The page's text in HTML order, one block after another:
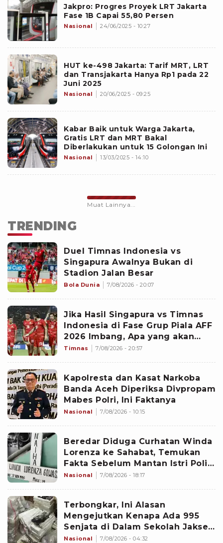
Jakpro: Progres Proyek LRT Jakarta
Fase 1B Capai 55,80 Persen
Nasional 24/06/2025 - 10:27
HUT ke-498 Jakarta: Tarif MRT, LRT
dan Transjakarta Hanya Rp1 pada 22
Juni 2025
Nasional 20/06/2025 - 09:25
Kabar Baik untuk Warga Jakarta,
Gratis LRT dan MRT Bakal
Diberlakukan untuk 15 Golongan Ini
Nasional 13/03/2025 - 14:10
Muat Lainnya...
TRENDING
Duel Timnas Indonesia vs
Singapura Awalnya Bukan di
Stadion Jalan Besar
Bola Dunia 7/08/2026 - 20:07
Jika Hasil Singapura vs Timnas
Indonesia di Fase Grup Piala AFF
2026 Imbang, Apa yang akan
Terjadi?
Timnas 7/08/2026 - 20:57
Kapolresta dan Kasat Narkoba
Banda Aceh Diperiksa Divpropam
Mabes Polri, Ini Faktanya
Nasional 7/08/2026 - 10:15
Beredar Diduga Curhatan Winda
Lorenza ke Sahabat, Temukan
Fakta Sebelum Mantan Istri Polisi
di Medan Tewas
Nasional 7/08/2026 - 18:17
Terbongkar, Ini Alasan
Mengejutkan Kenapa Ada 995
Senjata di Dalam Sekolah Jaksel
Sejak 2020
Nasional 7/08/2026 - 04:32